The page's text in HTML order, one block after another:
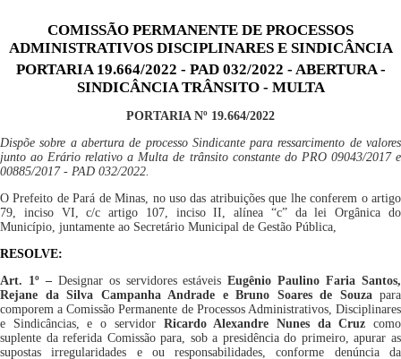
COMISSÃO PERMANENTE DE PROCESSOS
ADMINISTRATIVOS DISCIPLINARES E SINDICÂNCIA
PORTARIA 19.664/2022 - PAD 032/2022 - ABERTURA -
SINDICÂNCIA TRÂNSITO - MULTA
PORTARIA Nº 19.664/2022
Dispõe sobre a abertura de processo Sindicante para ressarcimento de valores
junto ao Erário relativo a Multa de trânsito constante do PRO 09043/2017 e
00885/2017 - PAD 032/2022.
O Prefeito de Pará de Minas, no uso das atribuições que lhe conferem o artigo
79, inciso VI, c/c artigo 107, inciso II, alínea “c” da lei Orgânica do
Município, juntamente ao Secretário Municipal de Gestão Pública,
RESOLVE:
Art. 1º – Designar os servidores estáveis Eugênio Paulino Faria Santos,
Rejane da Silva Campanha Andrade e Bruno Soares de Souza para
comporem a Comissão Permanente de Processos Administrativos, Disciplinares
e Sindicâncias,
eo servidorRicardo Alexandre Nunes da Cruzcomo
suplente da referida Comissão para, sob a presidência do primeiro, apurar as
supostas irregularidades e ou responsabilidades, conforme denúncia da